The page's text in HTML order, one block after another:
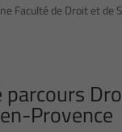
Faculté de Droit et
Provence